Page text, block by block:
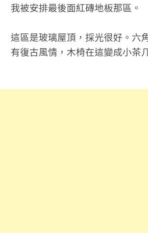
我被安排最後面紅磚地板那區。
這區是玻璃屋頂，採光很好。六
有復古風情，木椅在這變成小茶